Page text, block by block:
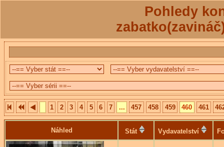
Pohledy
1 2 3 4 5 6 7 ... 457 458 459 460 461
Náhled Stát Vydavatelství